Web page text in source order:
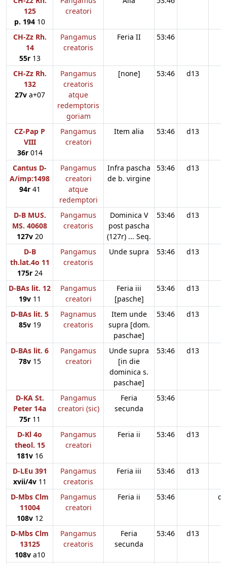
125
p. 194 10
creatori
CH-Zz Rh.
14
55r13
Pangamus
creatoris
Feria II 53:46
CH-Zz Rh.
132
27va+07
Pangamus
creatoris
atque
redemptoris
goriam
[none] 53:46 d13
CZ-Pap P
VIII
36r014
Pangamus
creatori
Item alia 53:46 d13
Cantus D-
A/imp:1498
94r41
Pangamus
creatori
atque
redemptori
Infra pascha
de b. virgine
53:46 d13
D-B MUS.
MS. 40608
127v20
Pangamus
creatoris
Dominica V
post pascha
(127r) ... Seq.
53:46 d13
D-B
th.lat.4o 11
175r24
Pangamus
creatoris
Unde supra 53:46 d13
D-BAs lit. 12
19v11
Pangamus
creatori
Feria iii
[pasche]
53:46 d13
D-BAs lit. 5
85v19
Pagnamus
creatoris
Item unde
supra [dom.
paschae]
53:46 d13
D-BAs lit. 6
78v15
Pangamus
creatori
Unde supra
[in die
dominica s.
paschae]
53:46 d13
D-KA St.
Peter 14a
75r11
Pangamus
creatori (sic)
Feria
secunda
53:46
D-Kl 4o
theol. 15
181v16
Pangamus
creatori
Feria ii 53:46 d13
D-LEu 391
xvii/4v11
Pangamus
creatoris
Feria iii 53:46 d13
D-Mbs Clm
11004
108v12
Pangamus
creatori
Feria ii 53:46
D-Mbs Clm
13125
108va10
Pangamus
creatoris
Feria
secunda
53:46 d13